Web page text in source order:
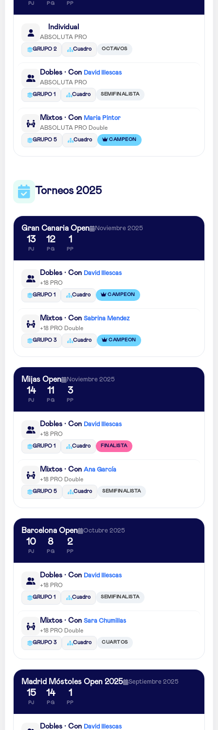
PJ PG PP
Individual
ABSOLUTA PRO
GRUPO 2 Cuadro OCTAVOS
Dobles · Con David Illescas
ABSOLUTA PRO
GRUPO 1 Cuadro SEMIFINALISTA
Mixtos · Con Maria Pintor
ABSOLUTA PRO Double
GRUPO 5 Cuadro CAMPEON
Torneos 2025
Gran Canaria Open Noviembre 2025
13
PJ
12
PG
1
PP
Dobles · Con David Illescas
+18 PRO
GRUPO 1 Cuadro CAMPEON
Mixtos · Con Sabrina Mendez
+18 PRO Double
GRUPO 3 Cuadro CAMPEON
Mijas Open Noviembre 2025
14
PJ
11
PG
3
PP
Dobles · Con David Illescas
+18 PRO
GRUPO 1 Cuadro FINALISTA
Mixtos · Con Ana García
+18 PRO Double
GRUPO 5 Cuadro SEMIFINALISTA
Barcelona Open Octubre 2025
10
PJ
8
PG
2
PP
Dobles · Con David Illescas
+18 PRO
GRUPO 1 Cuadro SEMIFINALISTA
Mixtos · Con Sara Chumillas
+18 PRO Double
GRUPO 3 Cuadro CUARTOS
Madrid Móstoles Open 2025 Septiembre 2025
15
PJ
14
PG
1
PP
Dobles · Con David Illescas